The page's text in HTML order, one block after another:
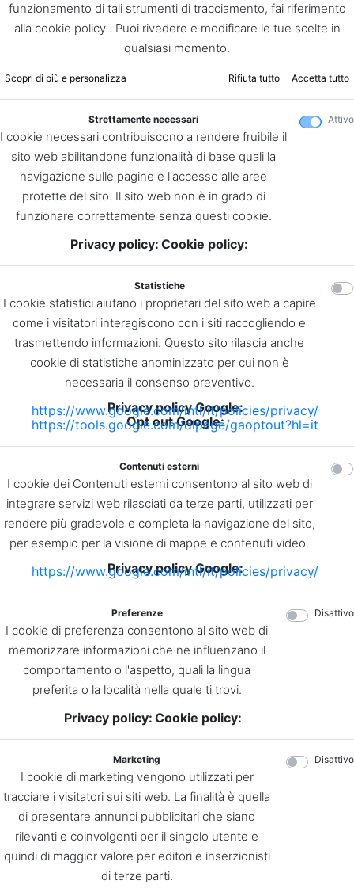
funzionamento di tali strumenti di tracciamento, fai riferimento
alla cookie policy . Puoi rivedere e modificare le tue scelte in
qualsiasi momento.
Scopri di più e personalizza Rifiuta tutto Accetta tutto
Strettamente necessari
I cookie necessari contribuiscono a rendere fruibile il
sito web abilitandone funzionalità di base quali la
navigazione sulle pagine e l'accesso alle aree
protette del sito. Il sito web non è in grado di
funzionare correttamente senza questi cookie.
Privacy policy: Cookie policy:
Attivo
Statistiche
I cookie statistici aiutano i proprietari del sito web a capire
come i visitatori interagiscono con i siti raccogliendo e
trasmettendo informazioni. Questo sito rilascia anche
cookie di statistiche anominizzato per cui non è
necessaria il consenso preventivo.
Privacy policy Google:
https://www.google.com/intl/it/policies/privacy/
Opt out Google:
https://tools.google.com/dlpage/gaoptout?hl=it
Contenuti esterni
I cookie dei Contenuti esterni consentono al sito web di
integrare servizi web rilasciati da terze parti, utilizzati per
rendere più gradevole e completa la navigazione del sito,
per esempio per la visione di mappe e contenuti video.
Privacy policy Google:
https://www.google.com/intl/it/policies/privacy/
Preferenze
I cookie di preferenza consentono al sito web di
memorizzare informazioni che ne influenzano il
comportamento o l'aspetto, quali la lingua
preferita o la località nella quale ti trovi.
Privacy policy: Cookie policy:
Disattivo
Marketing
I cookie di marketing vengono utilizzati per
tracciare i visitatori sui siti web. La finalità è quella
di presentare annunci pubblicitari che siano
rilevanti e coinvolgenti per il singolo utente e
quindi di maggior valore per editori e inserzionisti
di terze parti.
Disattivo